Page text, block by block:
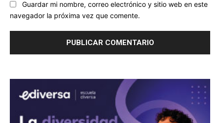
Guardar mi nombre, correo electrónico y sitio web en este
navegador la próxima vez que comente.